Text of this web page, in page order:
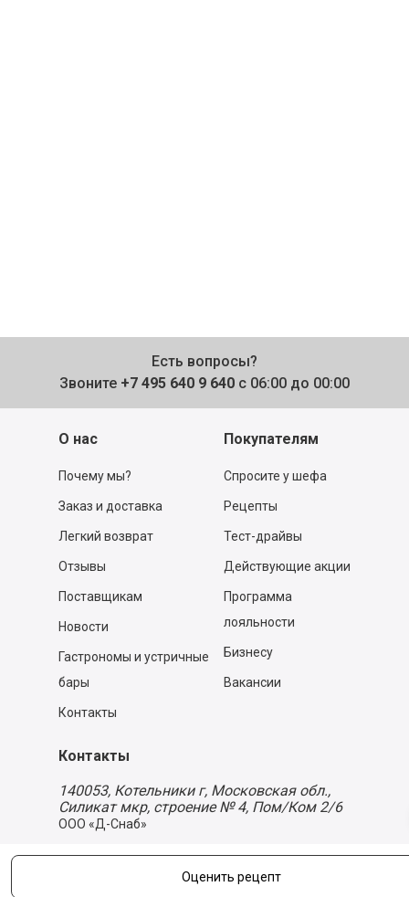
Оценить рецепт
Есть вопросы?
Звоните +7 495 640 9 640 с 06:00 до 00:00
О нас
Почему мы?
Заказ и доставка
Легкий возврат
Отзывы
Поставщикам
Новости
Гастрономы и устричные
бары
Контакты
Покупателям
Спросите у шефа
Рецепты
Тест-драйвы
Действующие акции
Программа
лояльности
Бизнесу
Вакансии
Контакты
140053, Котельники г, Московская обл.,
Силикат мкр, строение № 4, Пом/Ком 2/6
ООО «Д-Снаб»
+7 495 640 9 640 06:00 - 00:00
Обратная связь